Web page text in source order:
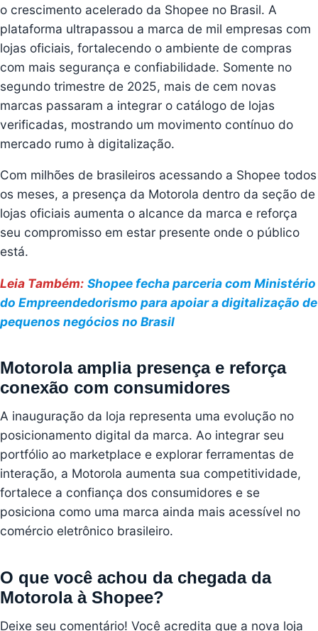
o crescimento acelerado da Shopee no Brasil. A
plataforma ultrapassou a marca de mil empresas com
lojas oficiais, fortalecendo o ambiente de compras
com mais segurança e confiabilidade. Somente no
segundo trimestre de 2025, mais de cem novas
marcas passaram a integrar o catálogo de lojas
verificadas, mostrando um movimento contínuo do
mercado rumo à digitalização.
Com milhões de brasileiros acessando a Shopee todos
os meses, a presença da Motorola dentro da seção de
lojas oficiais aumenta o alcance da marca e reforça
seu compromisso em estar presente onde o público
está.
Leia Também: Shopee fecha parceria com Ministério
do Empreendedorismo para apoiar a digitalização de
pequenos negócios no Brasil
Motorola amplia presença e reforça
conexão com consumidores
A inauguração da loja representa uma evolução no
posicionamento digital da marca. Ao integrar seu
portfólio ao marketplace e explorar ferramentas de
interação, a Motorola aumenta sua competitividade,
fortalece a confiança dos consumidores e se
posiciona como uma marca ainda mais acessível no
comércio eletrônico brasileiro.
O que você achou da chegada da
Motorola à Shopee?
Deixe seu comentário! Você acredita que a nova loja